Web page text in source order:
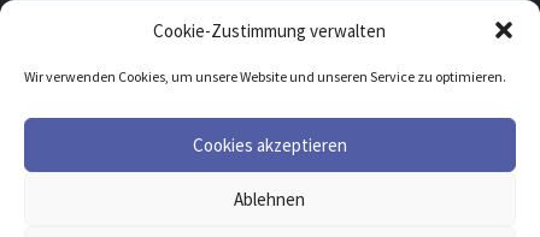
Cookie-Zustimmung verwalten
Wir verwenden Cookies, um unsere Website und unseren Service zu optimieren.
Cookies akzeptieren
Ablehnen
und hoffen, dass sie sich in ihrem Umfeld wohlfühlen.
Facebook